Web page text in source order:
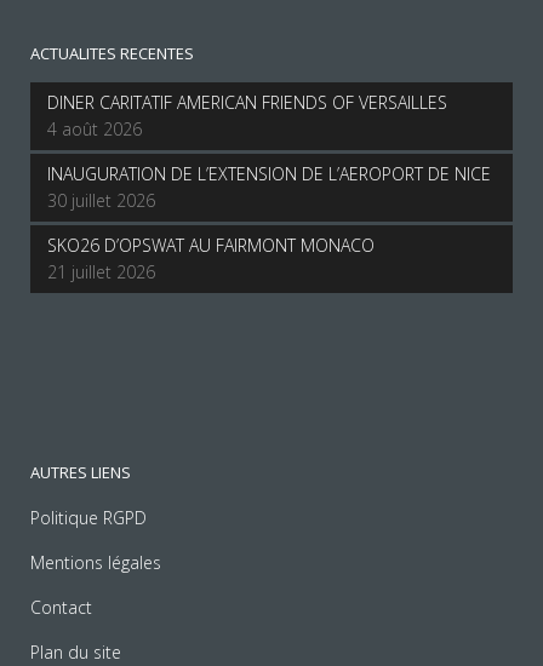
ACTUALITES RECENTES
DINER CARITATIF AMERICAN FRIENDS OF VERSAILLES
4 août 2026
INAUGURATION DE L’EXTENSION DE L’AEROPORT DE NICE
30 juillet 2026
SKO26 D’OPSWAT AU FAIRMONT MONACO
21 juillet 2026
AUTRES LIENS
Politique RGPD
Mentions légales
Contact
Plan du site